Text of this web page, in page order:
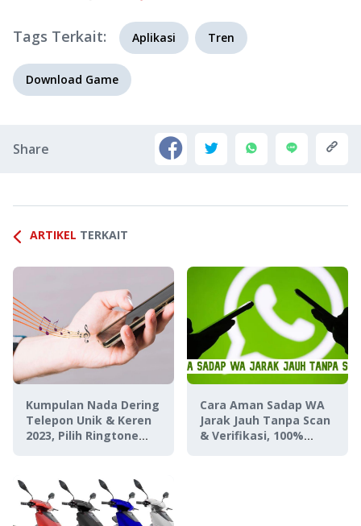
Tags Terkait: Aplikasi Tren
Download Game
Share
ARTIKEL TERKAIT
Kumpulan Nada Dering
Telepon Unik & Keren
2023, Pilih Ringtone
Cara Aman Sadap WA
Jarak Jauh Tanpa Scan
& Verifikasi, 100%